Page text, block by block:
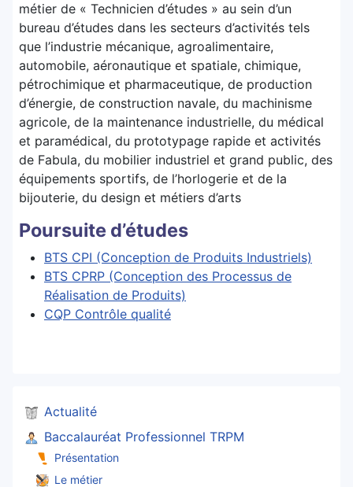
métier de « Technicien d’études » au sein d’un
bureau d’études dans les secteurs d’activités tels
que l’industrie mécanique, agroalimentaire,
automobile, aéronautique et spatiale, chimique,
pétrochimique et pharmaceutique, de production
d’énergie, de construction navale, du machinisme
agricole, de la maintenance industrielle, du médical
et paramédical, du prototypage rapide et activités
de Fabula, du mobilier industriel et grand public, des
équipements sportifs, de l’horlogerie et de la
bijouterie, du design et métiers d’arts
Poursuite d’études
BTS CPI (Conception de Produits Industriels)
BTS CPRP (Conception des Processus de
Réalisation de Produits)
CQP Contrôle qualité
Actualité
Baccalauréat Professionnel TRPM
Présentation
Le métier